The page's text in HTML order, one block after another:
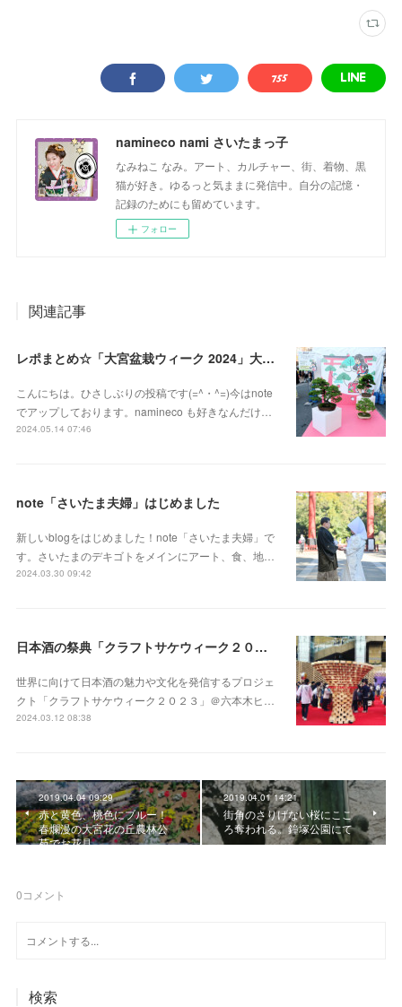
namineco nami さいたまっ子
なみねこ なみ。アート、カルチャー、街、着物、黒
猫が好き。ゆるっと気ままに発信中。自分の記憶・
記録のためにも留めています。
フォロー
関連記事
レポまとめ☆「大宮盆栽ウィーク 2024」大盆栽まつり、おおみや盆栽まつりにいってきた
こんにちは。ひさしぶりの投稿です(=^・^=)今はnote
でアップしております。namineco も好きなんだけ…
2024.05.14 07:46
note「さいたま夫婦」はじめました
新しいblogをはじめました！note「さいたま夫婦」で
す。さいたまのデキゴトをメインにアート、食、地…
2024.03.30 09:42
日本酒の祭典「クラフトサケウィーク２０２３」六本木ヒルズアリーナ
世界に向けて日本酒の魅力や文化を発信するプロジェ
クト「クラフトサケウィーク２０２３」＠六本木ヒ…
2024.03.12 08:38
2019.04.04 09:29
赤と黄色、桃色にブルー！
春爛漫の大宮花の丘農林公
苑でお花見
2019.04.01 14:21
街角のさりげない桜にここ
ろ奪われる。鐘塚公園にて
0コメント
検索